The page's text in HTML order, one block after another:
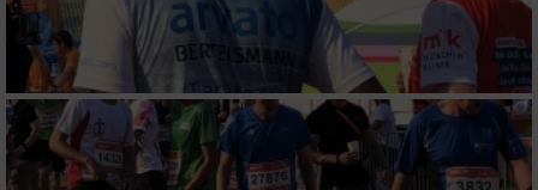
IAB-Besonderheiten:
Verwendung genauer Standortdaten
Geräte anhand von aktiv angeforderten
Informationen identifizieren